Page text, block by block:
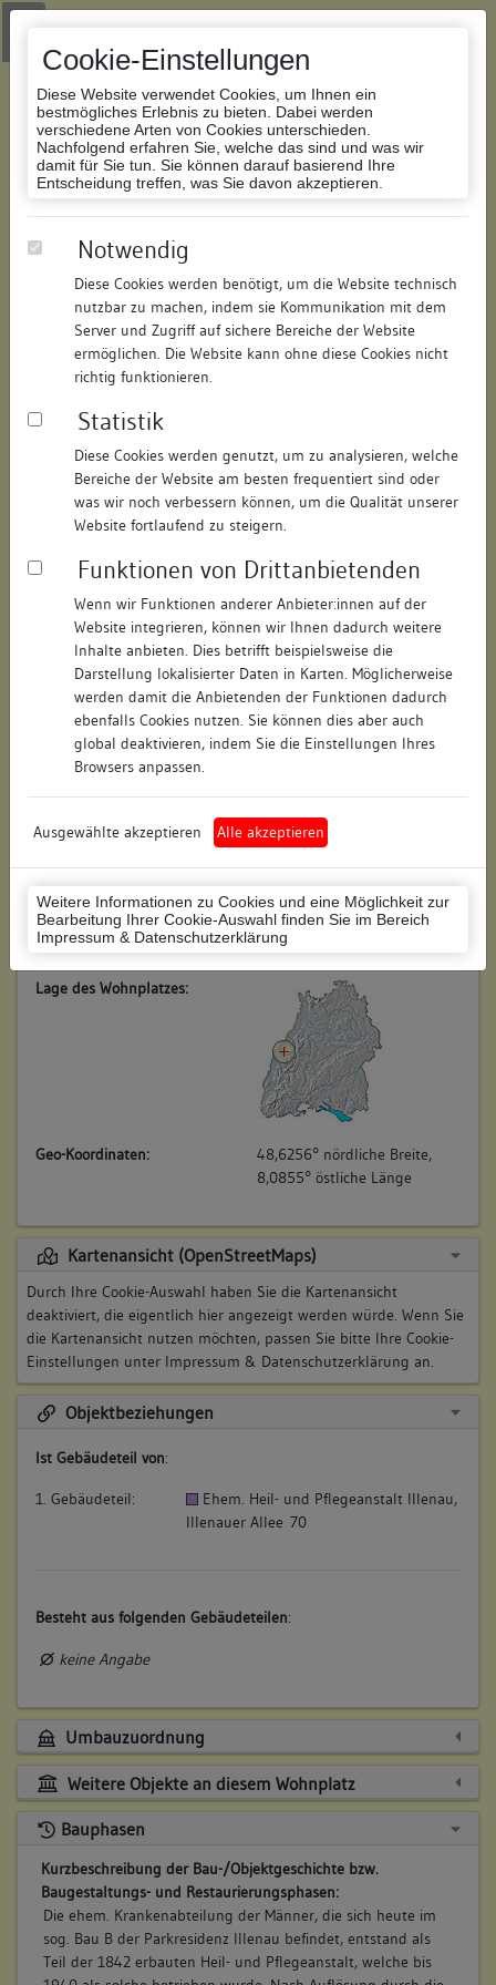
Cookie-Einstellungen
Diese Website verwendet Cookies, um Ihnen ein
bestmögliches Erlebnis zu bieten. Dabei werden
verschiedene Arten von Cookies unterschieden.
Nachfolgend erfahren Sie, welche das sind und was wir
damit für Sie tun. Sie können darauf basierend Ihre
Entscheidung treffen, was Sie davon akzeptieren.
Notwendig
Diese Cookies werden benötigt, um die Website technisch
nutzbar zu machen, indem sie Kommunikation mit dem
Server und Zugriff auf sichere Bereiche der Website
ermöglichen. Die Website kann ohne diese Cookies nicht
richtig funktionieren.
Statistik
Diese Cookies werden genutzt, um zu analysieren, welche
Bereiche der Website am besten frequentiert sind oder
was wir noch verbessern können, um die Qualität unserer
Website fortlaufend zu steigern.
Funktionen von Drittanbietenden
Wenn wir Funktionen anderer Anbieter:innen auf der
Website integrieren, können wir Ihnen dadurch weitere
Inhalte anbieten. Dies betrifft beispielsweise die
Darstellung lokalisierter Daten in Karten. Möglicherweise
werden damit die Anbietenden der Funktionen dadurch
ebenfalls Cookies nutzen. Sie können dies aber auch
global deaktivieren, indem Sie die Einstellungen Ihres
Browsers anpassen.
Ausgewählte akzeptieren Alle akzeptieren
Weitere Informationen zu Cookies und eine Möglichkeit zur
Bearbeitung Ihrer Cookie-Auswahl finden Sie im Bereich
Impressum & Datenschutzerklärung
Zur Navigation springen
Zum Inhalt der Website springen
Datenbank Bauforschung/Restaurierung
Männer, "Parkresidenz Illenau" (Bau
174355512420/Datum:15.02.2022
Datenbestand:
Restaurierung
Alle Inhalte dieser Seite:
/
Objektdaten
Postleitzahl: 77855
Stadt-Teilort: Achern-Illenau
Regierungsbezirk: Freiburg
8317001005
keine
Historischer Straßenname: keiner
Historische Gebäudenummer: keine
Lage des Wohnplatzes:
Geo-Koordinaten:
48,6256° nördliche Breite,
8,0855° östliche Länge
Kartenansicht (OpenStreetMaps)
Durch Ihre Cookie-Auswahl haben Sie die Kartenansicht
deaktiviert, die eigentlich hier angezeigt werden würde. Wenn Sie
die Kartenansicht nutzen möchten, passen Sie bitte Ihre Cookie-
Einstellungen unter Impressum & Datenschutzerklärung an.
Objektbeziehungen
Ist Gebäudeteil von:
1. Gebäudeteil:
Ehem. Heil- und Pflegeanstalt Illenau,
Illenauer Allee 70
Besteht aus folgenden Gebäudeteilen:
keine Angabe
Umbauzuordnung
Weitere Objekte an diesem Wohnplatz
Bauphasen
Kurzbeschreibung der Bau-/Objektgeschichte bzw.
Baugestaltungs- und Restaurierungsphasen:
Die ehem. Krankenabteilung der Männer, die sich heute im
sog. Bau B der Parkresidenz Illenau befindet, entstand als
Teil der 1842 erbauten Heil- und Pflegeanstalt, welche bis